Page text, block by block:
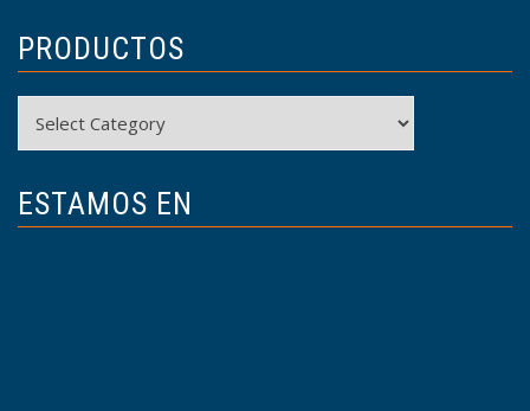
PRODUCTOS
ESTAMOS EN